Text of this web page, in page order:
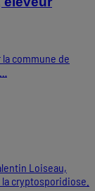
commune de
Loiseau,
cryptosporidiose.